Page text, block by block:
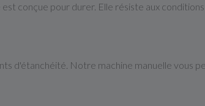
conçue pour durer. Elle résiste aux
d'étanchéité. Notre machine manuelle vous